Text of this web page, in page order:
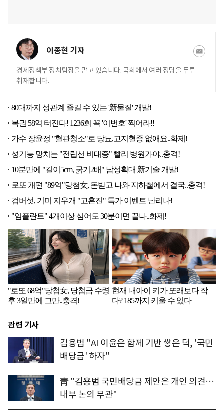
이종현 기자
경제정책부 정치팀장을 맡고 있습니다. 국회에서 여러 정당을 두루
취재합니다.
관련 기사
김용범 "AI 이윤은 함께 기반 쌓은 덕, '국민
배당금' 하자"
靑 "김용범 국민배당금 제안은 개인 의견…
내부 논의 무관"